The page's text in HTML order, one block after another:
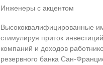
Инженеры с акцентом
Высококвалифицированные
стимулируя приток
компаний и доходов
резервного банка Сан-